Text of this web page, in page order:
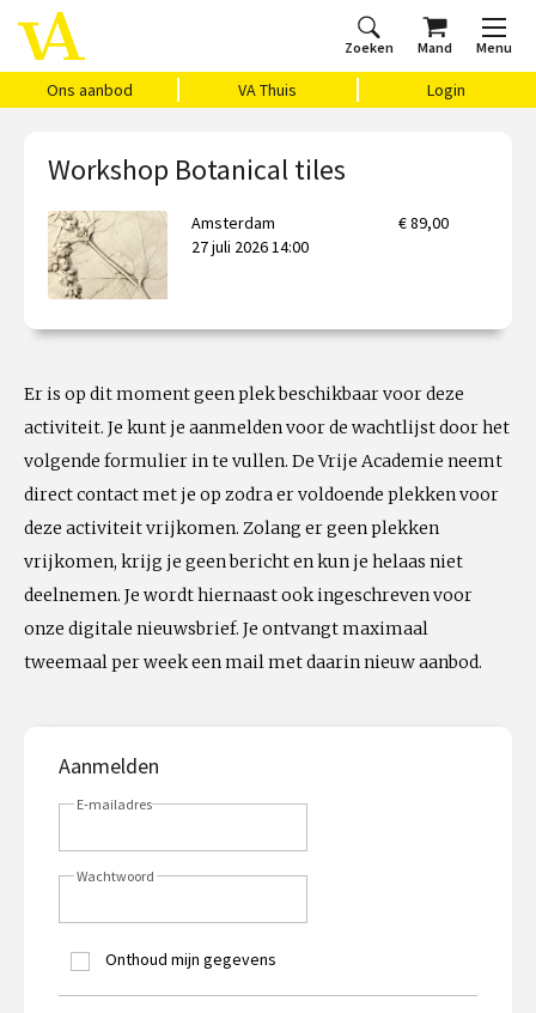
Zoeken Mand Menu
Ons aanbod VA Thuis Login
Home
Ons aanbod
Agenda
VAthuis
Over ons
Vragen?
Cadeaubon
Workshop Botanical tiles
Amsterdam
27 juli 2026 14:00
€ 89,00
Er is op dit moment geen plek beschikbaar voor deze
activiteit. Je kunt je aanmelden voor de wachtlijst door het
volgende formulier in te vullen. De Vrije Academie neemt
direct contact met je op zodra er voldoende plekken voor
deze activiteit vrijkomen. Zolang er geen plekken
vrijkomen, krijg je geen bericht en kun je helaas niet
deelnemen. Je wordt hiernaast ook ingeschreven voor
onze digitale nieuwsbrief. Je ontvangt maximaal
tweemaal per week een mail met daarin nieuw aanbod.
Aanmelden
E-mailadres
Wachtwoord
Onthoud mijn gegevens